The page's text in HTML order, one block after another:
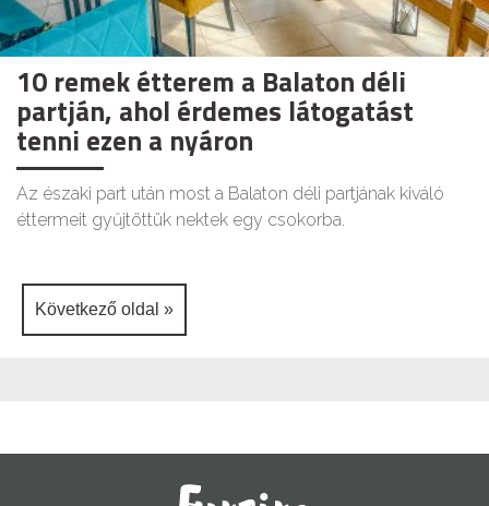
10 remek étterem a Balaton déli
partján, ahol érdemes látogatást
tenni ezen a nyáron
Az északi part után most a Balaton déli partjának kiváló
éttermeit gyűjtöttük nektek egy csokorba.
Következő oldal »